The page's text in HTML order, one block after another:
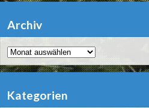
Archiv
Archiv
Kategorien